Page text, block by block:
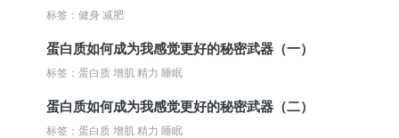
标签：健身 减肥
蛋白质如何成为我感觉更好的秘密武器（一）
标签：蛋白质 增肌 精力 睡眠
蛋白质如何成为我感觉更好的秘密武器（二）
标签：蛋白质 增肌 精力 睡眠